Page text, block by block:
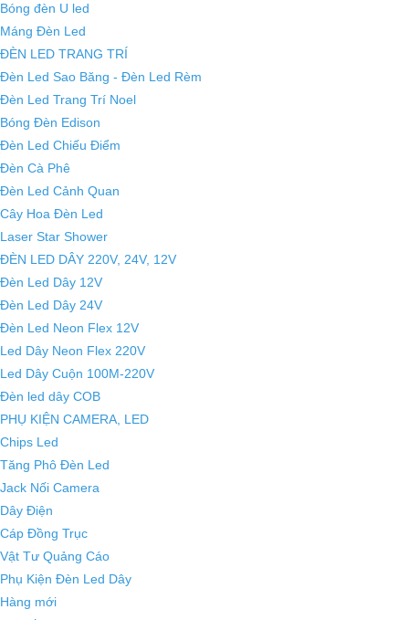
Bóng đèn U led
Máng Đèn Led
ĐÈN LED TRANG TRÍ
Đèn Led Sao Băng - Đèn Led Rèm
Đèn Led Trang Trí Noel
Bóng Đèn Edison
Đèn Led Chiếu Điểm
Đèn Cà Phê
Đèn Led Cảnh Quan
Cây Hoa Đèn Led
Laser Star Shower
ĐÈN LED DÂY 220V, 24V, 12V
Đèn Led Dây 12V
Đèn Led Dây 24V
Đèn Led Neon Flex 12V
Led Dây Neon Flex 220V
Led Dây Cuộn 100M-220V
Đèn led dây COB
PHỤ KIỆN CAMERA, LED
Chips Led
Tăng Phô Đèn Led
Jack Nối Camera
Dây Điện
Cáp Đồng Trục
Vật Tư Quảng Cáo
Phụ Kiện Đèn Led Dây
Hàng mới